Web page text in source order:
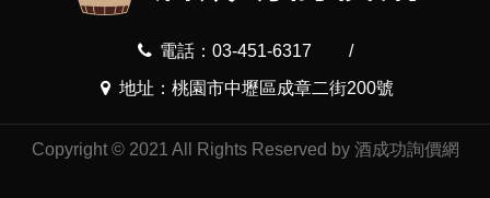
電話：03-451-6317
/
地址：桃園市中壢區成章二街200號
Copyright © 2021 All Rights Reserved by 酒成功詢價網